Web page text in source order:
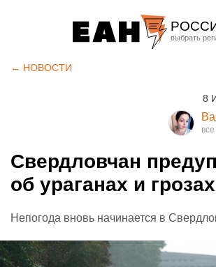
Курган
← НОВОСТИ
8
Свердловчан
об ураганах и грозах
Непогода вновь начинается в